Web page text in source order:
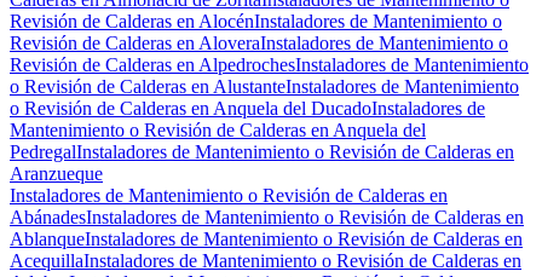
Revisión de Calderas en AlocénInstaladores de Mantenimiento o
Revisión de Calderas en AloveraInstaladores de Mantenimiento o
Revisión de Calderas en AlpedrochesInstaladores de Mantenimiento
o Revisión de Calderas en AlustanteInstaladores de Mantenimiento
o Revisión de Calderas en Anquela del DucadoInstaladores de
Mantenimiento o Revisión de Calderas en Anquela del
PedregalInstaladores de Mantenimiento o Revisión de Calderas en
Aranzueque
Instaladores de Mantenimiento o Revisión de Calderas en
AbánadesInstaladores de Mantenimiento o Revisión de Calderas en
AblanqueInstaladores de Mantenimiento o Revisión de Calderas en
AcequillaInstaladores de Mantenimiento o Revisión de Calderas en